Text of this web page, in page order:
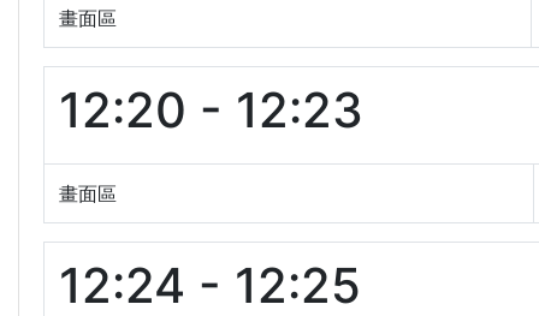
畫面區
12:20 - 12:23
畫面區
12:24 - 12:25